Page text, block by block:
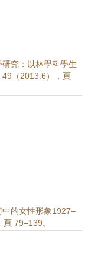
研究：以林學科學生
49（2013.6），頁
中的女性形象1927–
79–139。